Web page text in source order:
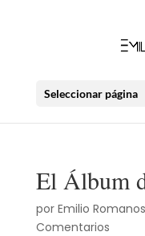
Seleccionar página
El Álbum
por Emilio Romanos
Comentarios